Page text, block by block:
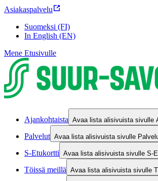
Asiakaspalvelu
Suomeksi (FI)
In English (EN)
Mene Etusivulle
Ajankohtaista Avaa lista alisivuista sivulle
Palvelut Avaa lista alisivuista sivulle
S-Etukortti Avaa lista alisivuista sivulle S-
Töissä meillä Avaa lista alisivuista sivulle